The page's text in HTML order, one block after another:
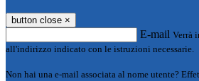
button close ×
E-mail Verrà
all'indirizzo indicato con le istruzioni necessarie.
Non hai una e-mail associata al nome utente?